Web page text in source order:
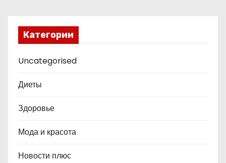
Категории
Uncategorised
Диеты
Здоровье
Мода и красота
Новости плюс